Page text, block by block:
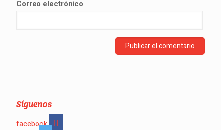
Correo electrónico
Síguenos
facebook